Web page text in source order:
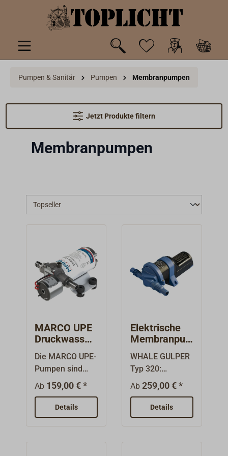
springen
Pumpen & Sanitär Pumpen Membranpumpen
Jetzt Produkte filtern
Membranpumpen
MARCO UPE
Druckwasser
pumpe
elektronisch
geregelt
Die MARCO UPE-
Pumpen sind
elektronisch
geregelte
Frischwasser-
Zahnradpumpen
Ab 159,00 € *
Details
Elektrische
Membranpu
mpe WHALE
GULPER 320
WHALE GULPER
Typ 320:
Vielseitig
verwendbare,
elektrische
Membranpumpe
Ab 259,00 € *
Details